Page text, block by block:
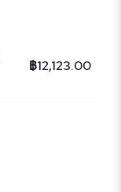
฿12,123.00